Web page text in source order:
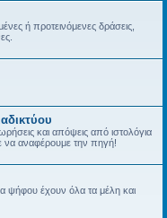
ή προτεινόμενες δράσεις,
και απόψεις από ιστολόγια
να αναφέρουμε την πηγή!
ψήφου έχουν όλα τα μέλη και